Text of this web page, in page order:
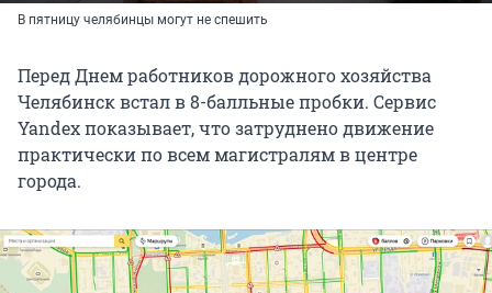
В пятницу челябинцы могут не спешить
Перед Днем работников дорожного хозяйства
Челябинск встал в 8-балльные пробки. Сервис
Yandex показывает, что затруднено движение
практически по всем магистралям в центре
города.